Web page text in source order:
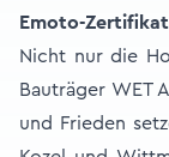
Emoto-
Nicht nur die
Bauträger WET
und Frieden